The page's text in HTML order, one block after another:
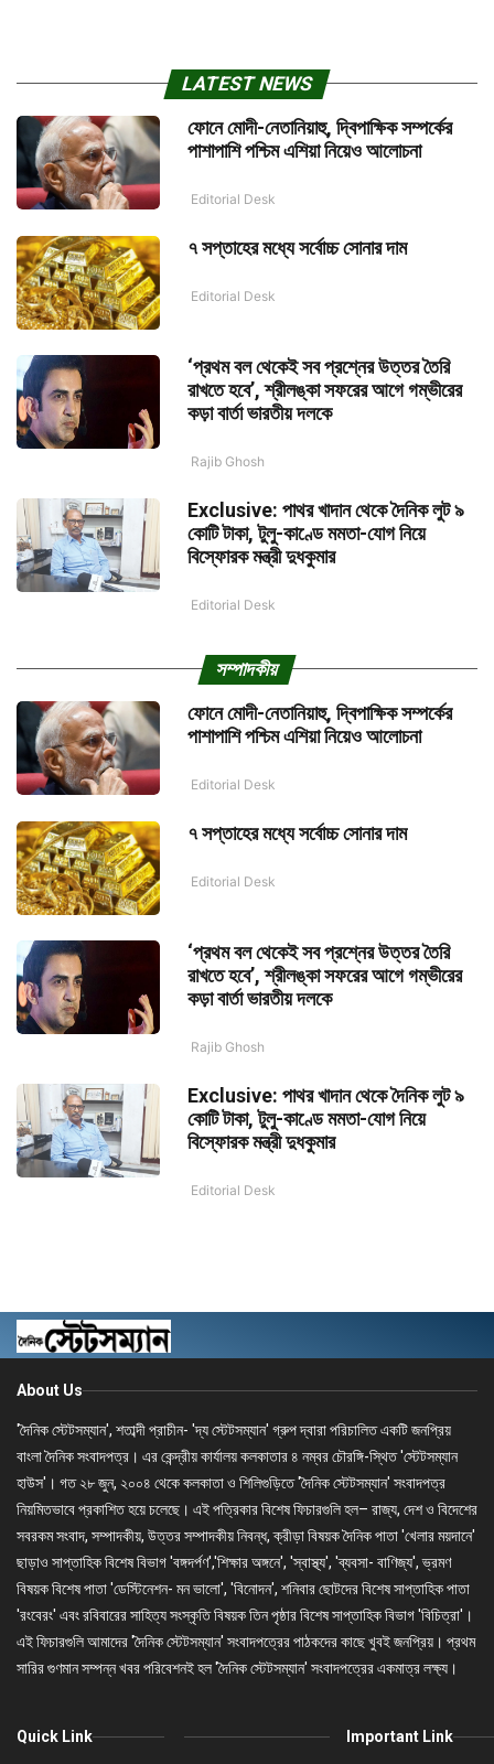
LATEST NEWS
ফোনে মোদী-নেতানিয়াহু, দ্বিপাক্ষিক সম্পর্কের
পাশাপাশি পশ্চিম এশিয়া নিয়েও আলোচনা
Editorial Desk
৭ সপ্তাহের মধ্যে সর্বোচ্চ সোনার দাম
Editorial Desk
‘প্রথম বল থেকেই সব প্রশ্নের উত্তর তৈরি
রাখতে হবে’, শ্রীলঙ্কা সফরের আগে গম্ভীরের
কড়া বার্তা ভারতীয় দলকে
Rajib Ghosh
Exclusive: পাথর খাদান থেকে দৈনিক লুট ৯
কোটি টাকা, টুলু-কাণ্ডে মমতা-যোগ নিয়ে
বিস্ফোরক মন্ত্রী দুধকুমার
Editorial Desk
সম্পাদকীয়
ফোনে মোদী-নেতানিয়াহু, দ্বিপাক্ষিক সম্পর্কের
পাশাপাশি পশ্চিম এশিয়া নিয়েও আলোচনা
Editorial Desk
৭ সপ্তাহের মধ্যে সর্বোচ্চ সোনার দাম
Editorial Desk
‘প্রথম বল থেকেই সব প্রশ্নের উত্তর তৈরি
রাখতে হবে’, শ্রীলঙ্কা সফরের আগে গম্ভীরের
কড়া বার্তা ভারতীয় দলকে
Rajib Ghosh
Exclusive: পাথর খাদান থেকে দৈনিক লুট ৯
কোটি টাকা, টুলু-কাণ্ডে মমতা-যোগ নিয়ে
বিস্ফোরক মন্ত্রী দুধকুমার
Editorial Desk
About Us
'দৈনিক স্টেটসম্যান', শতাব্দী প্রাচীন- 'দ্য স্টেটসম্যান' গ্রুপ দ্বারা পরিচালিত একটি জনপ্রিয়
বাংলা দৈনিক সংবাদপত্র। এর কেন্দ্রীয় কার্যালয় কলকাতার ৪ নম্বর চৌরঙ্গি-স্থিত 'স্টেটসম্যান
হাউস'। গত ২৮ জুন, ২০০৪ থেকে কলকাতা ও শিলিগুড়িতে 'দৈনিক স্টেটসম্যান' সংবাদপত্র
নিয়মিতভাবে প্রকাশিত হয়ে চলেছে। এই পত্রিকার বিশেষ ফিচারগুলি হল– রাজ্য, দেশ ও বিদেশের
সবরকম সংবাদ, সম্পাদকীয়, উত্তর সম্পাদকীয় নিবন্ধ, ক্রীড়া বিষয়ক দৈনিক পাতা 'খেলার ময়দানে'
ছাড়াও সাপ্তাহিক বিশেষ বিভাগ 'বঙ্গদর্পণ','শিক্ষার অঙ্গনে', 'স্বাস্থ্য', 'ব্যবসা- বাণিজ্য', ভ্রমণ
বিষয়ক বিশেষ পাতা 'ডেস্টিনেশন- মন ভালো', 'বিনোদন', শনিবার ছোটদের বিশেষ সাপ্তাহিক পাতা
'রংবেরং' এবং রবিবারের সাহিত্য সংস্কৃতি বিষয়ক তিন পৃষ্ঠার বিশেষ সাপ্তাহিক বিভাগ 'বিচিত্রা'।
এই ফিচারগুলি আমাদের 'দৈনিক স্টেটসম্যান' সংবাদপত্রের পাঠকদের কাছে খুবই জনপ্রিয়। প্রথম
সারির গুণমান সম্পন্ন খবর পরিবেশনই হল 'দৈনিক স্টেটসম্যান' সংবাদপত্রের একমাত্র লক্ষ্য।
Quick Link Important Link